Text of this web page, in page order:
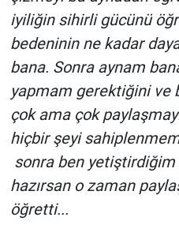
iyiliğin sihirli gücünü
bedeninin ne kadar
bana. Sonra aynam
yapmam gerektiğini ve
çok ama çok
hiçbir şeyi
sonra ben
hazırsan o zaman
öğretti...